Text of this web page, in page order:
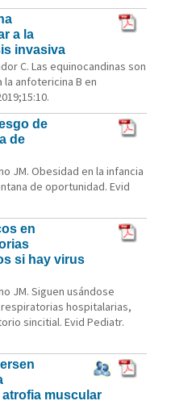
a la
invasiva
C. Las equinocandinas son
anfotericina B en
de
de
JM. Obesidad en la infancia
de oportunidad. Evid
en
si hay virus
JM. Siguen usándose
hospitalarias,
sincitial. Evid Pediatr.
muscular